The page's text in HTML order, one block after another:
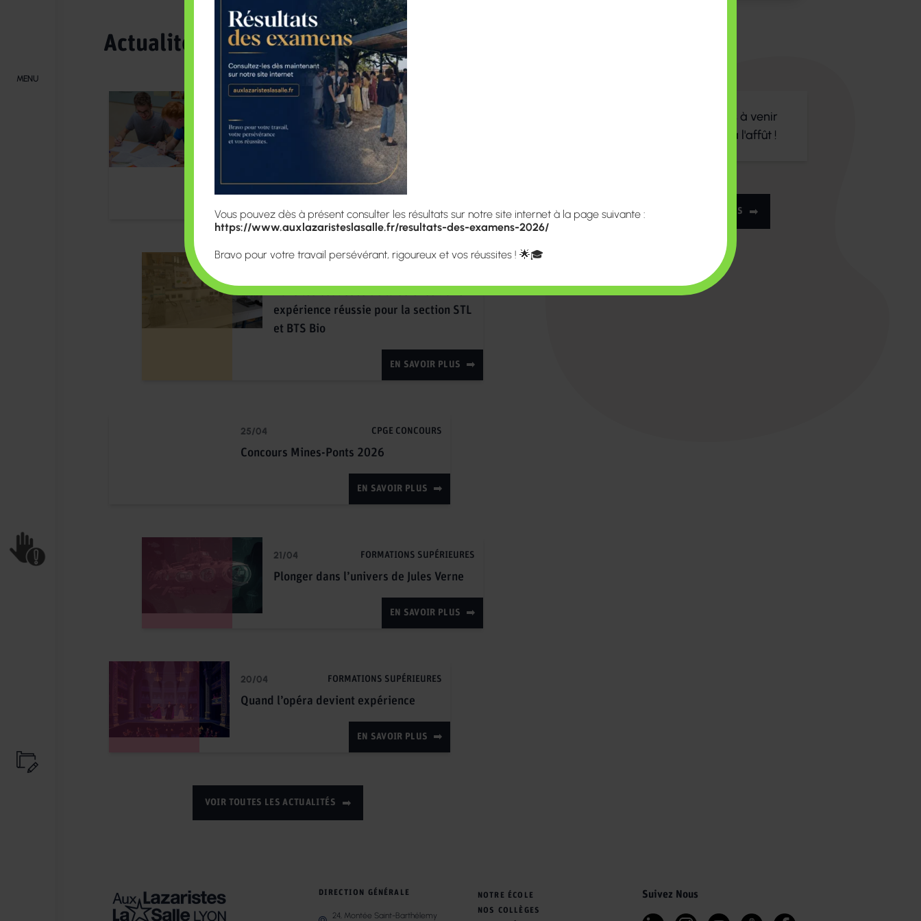
MENU
Actualités
CPGE CONCOURS
CPGE: Suivi de la procédure
d’admission ParcourSup 2026 (MAJ 6
expérience réussie pour la section STL
et BTS Bio
EN SAVOIR PLUS
25/04 CPGE CONCOURS
Concours Mines-Ponts 2026
EN SAVOIR PLUS
21/04 FORMATIONS SUPÉRIEURES
Plonger dans l’univers de Jules Verne
EN SAVOIR PLUS
20/04 FORMATIONS SUPÉRIEURES
Quand l’opéra devient expérience
EN SAVOIR PLUS
VOIR TOUTES LES ACTUALITÉS
Il n'y a pas d'événements à venir
prochainement. Restez à l'affût !
VOIR TOUS LES ÉVÉNEMENTS
DIRECTION GÉNÉRALE
24, Montée Saint-Barthélemy
NOTRE ÉCOLE
NOS COLLÈGES
Suivez Nous
Vous pouvez dès à présent consulter les résultats sur notre site internet à la page suivante :
https://www.auxlazaristeslasalle.fr/resultats-des-examens-2026/
Bravo pour votre travail persévérant, rigoureux et vos réussites ! 🌟🎓